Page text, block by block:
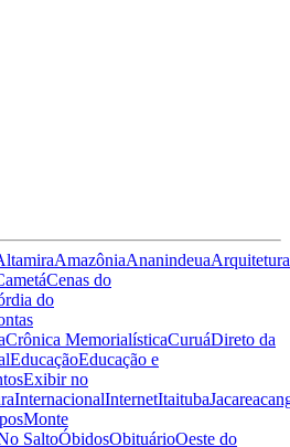
AmazôniaAnanindeuaArquitetura
Cenas do
do
Crônica MemorialísticaCuruáDireto da
EducaçãoEducação e
Exibir no
InternacionalInternetItaituba
Monte
SaltoÓbidosObituárioOeste do